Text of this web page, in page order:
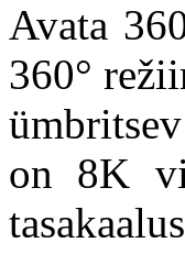
Avata
360°
on 8K